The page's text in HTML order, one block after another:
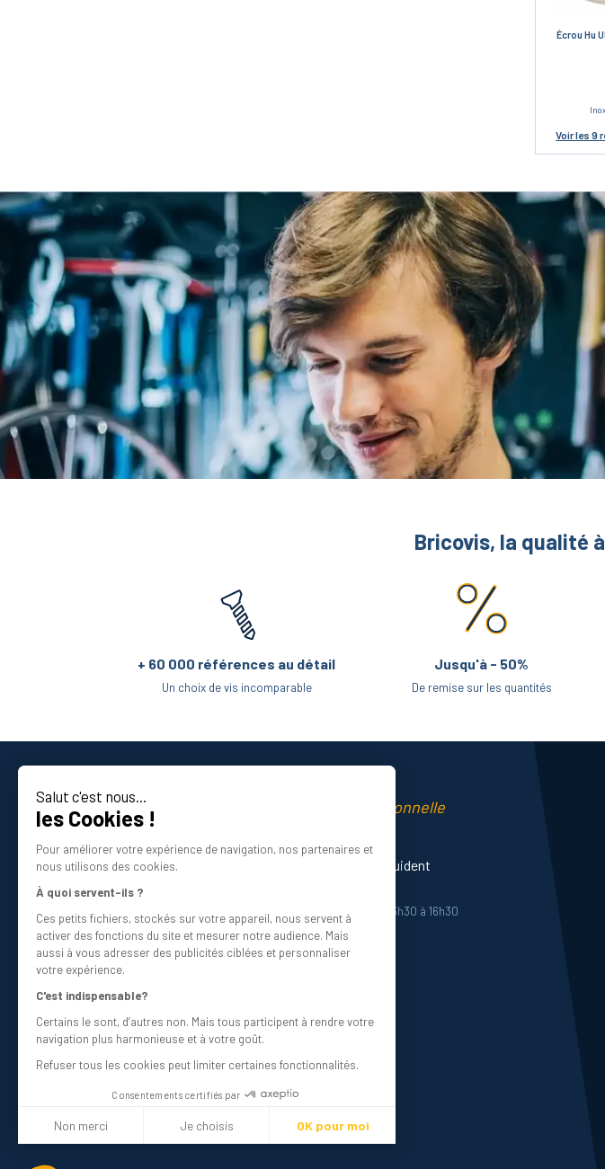
Salut c'est nous...
les Cookies !
Pour améliorer votre expérience de navigation, nos partenaires et
nous utilisons des cookies.
À quoi servent-ils ?
Ces petits fichiers, stockés sur votre appareil, nous servent à
activer des fonctions du site et mesurer notre audience. Mais
aussi à vous adresser des publicités ciblées et personnaliser
votre expérience.
C'est indispensable?
Certains le sont, d’autres non. Mais tous participent à rendre votre
navigation plus harmonieuse et à votre goût.
Refuser tous les cookies peut limiter certaines fonctionnalités.
Consentements certifiés par
Non merci Je choisis OK pour moi
Écrou Hu
Voirles 9
Bricovis, la qualité à
+ 60 000 références au détail
Un choix de vis incomparable
Jusqu'à - 50%
De remise sur les quantités
La qualité professionnelle
Besoin d’aide ? Nos experts vous guident
Du lundi au vendredi de 8h30 à 12h30 et 13h30 à 16h30
Écrivez-nous
info@bricovis.fr
Suivez-nous sur les réseaux !